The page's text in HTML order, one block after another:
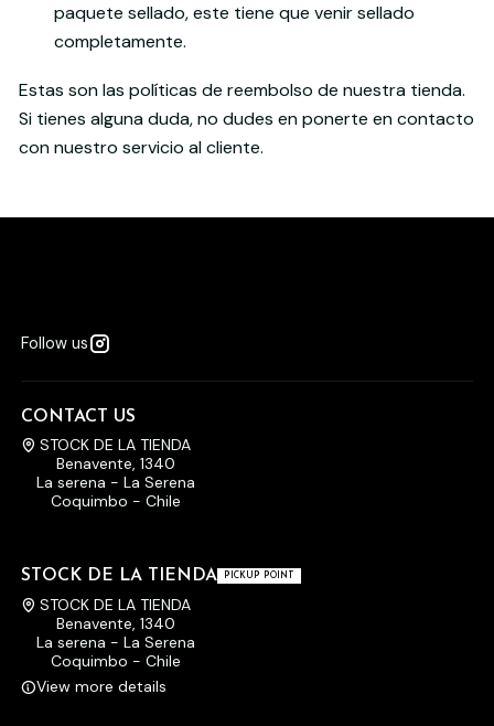
paquete sellado, este tiene que venir sellado
completamente.
Estas son las políticas de reembolso de nuestra tienda.
Si tienes alguna duda, no dudes en ponerte en contacto
con nuestro servicio al cliente.
Follow us
CONTACT US
STOCK DE LA TIENDA
Benavente, 1340
La serena - La Serena
Coquimbo - Chile
STOCK DE LA TIENDA PICKUP POINT
STOCK DE LA TIENDA
Benavente, 1340
La serena - La Serena
Coquimbo - Chile
View more details